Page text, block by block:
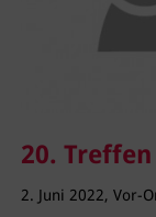
20.
2. Juni 2022, Vor-